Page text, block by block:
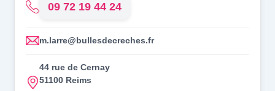
09 72 19 44 24
m.larre@bullesdecreches.fr
44 rue de Cernay
51100 Reims